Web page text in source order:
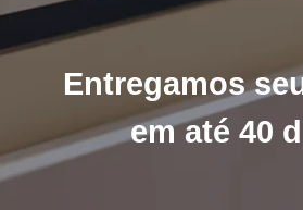
Entregamos
em até 40